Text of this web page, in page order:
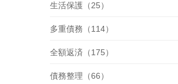
生活保護（25）
多重債務（114）
全額返済（175）
債務整理（66）